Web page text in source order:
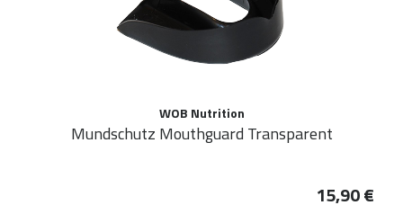
WOB Nutrition
Mundschutz Mouthguard Transparent
15,90 €